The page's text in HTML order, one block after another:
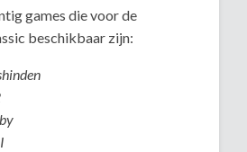
games die voor de
beschikbaar zijn: